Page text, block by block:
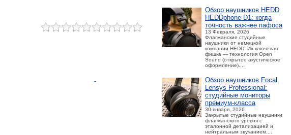
Обзор наушников HEDD
HEDDphone D1: когда
точность важнее пафоса
13 Февраля, 2026
Флагманские студийные
наушники от немецкой
компании HEDD. Их ключевая
фишка — технология Open
Sound (открытое акустическое
оформление)....
Обзор наушников Focal
Lensys Professional:
студийные мониторы
премиум‑класса
30 января, 2026
Закрытые студийные наушники
флагманского уровня с
эталонной детализацией и
нейтральным звучанием....